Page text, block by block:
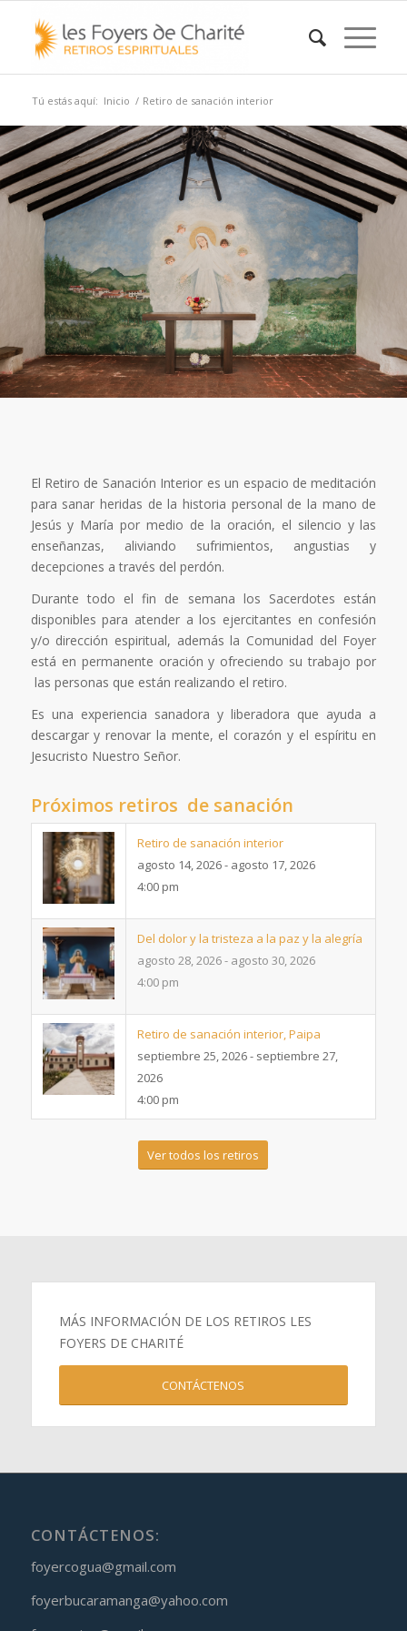
Tú estás aquí: Inicio / Retiro de sanación interior
El Retiro de Sanación Interior es un espacio de meditación
para sanar heridas de la historia personal de la mano de
Jesús y María por medio de la oración, el silencio y las
enseñanzas, aliviando sufrimientos, angustias y
decepciones a través del perdón.
Durante todo el fin de semana los Sacerdotes están
disponibles para atender a los ejercitantes en confesión
y/o dirección espiritual, además la Comunidad del Foyer
está en permanente oración y ofreciendo su trabajo por
las personas que están realizando el retiro.
Es una experiencia sanadora y liberadora que ayuda a
descargar y renovar la mente, el corazón y el espíritu en
Jesucristo Nuestro Señor.
Próximos retiros de sanación
Retiro de sanación interior
agosto 14, 2026 - agosto 17, 2026
4:00 pm
Del dolor y la tristeza a la paz y la alegría
agosto 28, 2026 - agosto 30, 2026
4:00 pm
Retiro de sanación interior, Paipa
septiembre 25, 2026 - septiembre 27,
2026
4:00 pm
Ver todos los retiros
MÁS INFORMACIÓN DE LOS RETIROS LES
FOYERS DE CHARITÉ
CONTÁCTENOS
CONTÁCTENOS:
foyercogua@gmail.com
foyerbucaramanga@yahoo.com